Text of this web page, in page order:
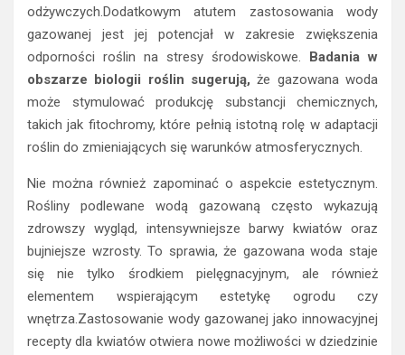
odżywczych.Dodatkowym atutem zastosowania wody
gazowanej jest jej potencjał w zakresie zwiększenia
odporności roślin na stresy środowiskowe.
Badania w
obszarze biologii roślin sugerują, że gazowana woda
może stymulować produkcję substancji chemicznych,
takich jak fitochromy, które pełnią istotną rolę w adaptacji
roślin do zmieniających się warunków atmosferycznych.
Nie można również zapominać o aspekcie estetycznym.
Rośliny podlewane wodą gazowaną często wykazują
zdrowszy wygląd, intensywniejsze barwy kwiatów oraz
bujniejsze wzrosty. To sprawia, że gazowana woda staje
się nie tylko środkiem pielęgnacyjnym, ale również
elementem wspierającym estetykę ogrodu czy
wnętrza.Zastosowanie wody gazowanej jako innowacyjnej
recepty dla kwiatów otwiera nowe możliwości w dziedzinie